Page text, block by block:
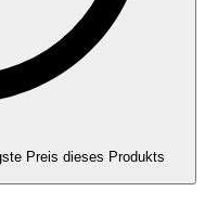
Preis dieses Produkts